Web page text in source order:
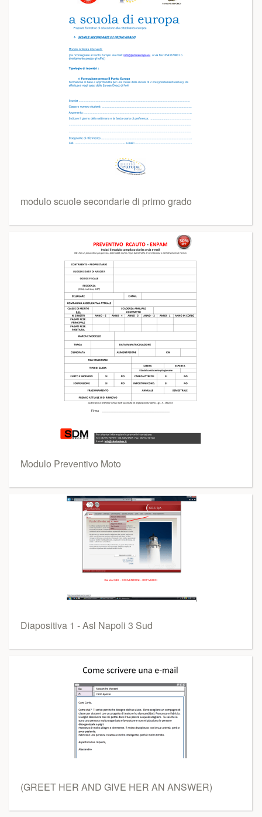
modulo scuole secondarie di primo grado
Modulo Preventivo Moto
Diapositiva 1 - Asl Napoli 3 Sud
(GREET HER AND GIVE HER AN ANSWER)